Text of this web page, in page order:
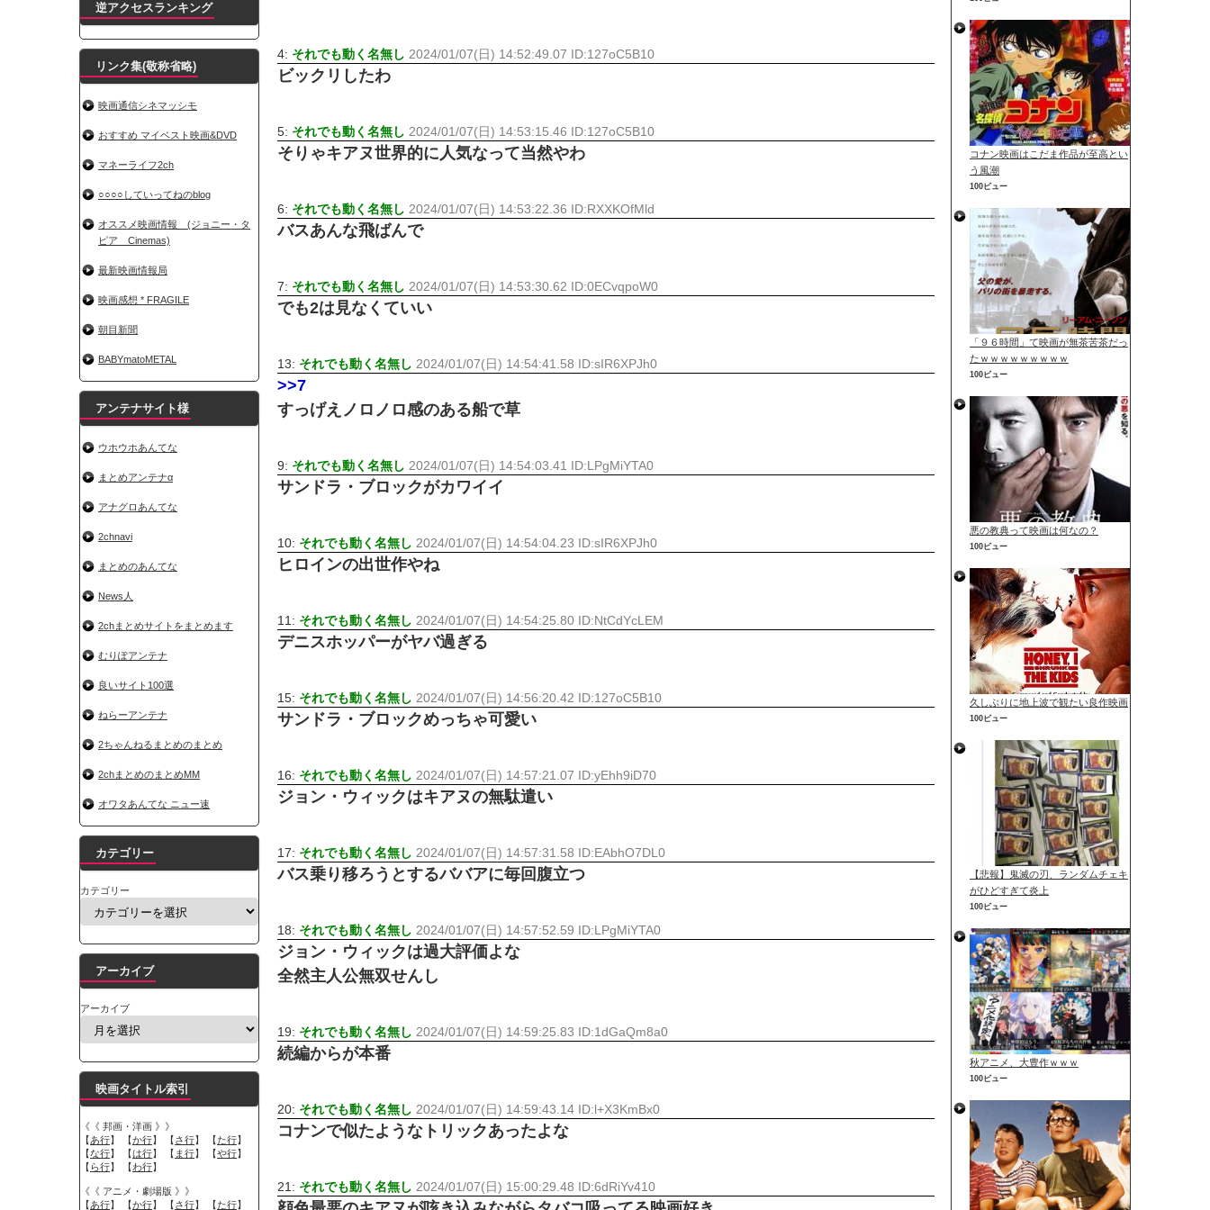
4: それでも動く名無し 2024/01/07(日) 14:52:49.07 ID:127oC5B10
ビックリしたわ
5: それでも動く名無し 2024/01/07(日) 14:53:15.46 ID:127oC5B10
そりゃキアヌ世界的に人気なって当然やわ
6: それでも動く名無し 2024/01/07(日) 14:53:22.36 ID:RXXKOfMld
バスあんな飛ばんで
7: それでも動く名無し 2024/01/07(日) 14:53:30.62 ID:0ECvqpoW0
でも2は見なくていい
13: それでも動く名無し 2024/01/07(日) 14:54:41.58 ID:sIR6XPJh0
>>7
すっげえノロノロ感のある船で草
9: それでも動く名無し 2024/01/07(日) 14:54:03.41 ID:LPgMiYTA0
サンドラ・ブロックがカワイイ
10: それでも動く名無し 2024/01/07(日) 14:54:04.23 ID:sIR6XPJh0
ヒロインの出世作やね
11: それでも動く名無し 2024/01/07(日) 14:54:25.80 ID:NtCdYcLEM
デニスホッパーがヤバ過ぎる
15: それでも動く名無し 2024/01/07(日) 14:56:20.42 ID:127oC5B10
サンドラ・ブロックめっちゃ可愛い
16: それでも動く名無し 2024/01/07(日) 14:57:21.07 ID:yEhh9iD70
ジョン・ウィックはキアヌの無駄遣い
17: それでも動く名無し 2024/01/07(日) 14:57:31.58 ID:EAbhO7DL0
バス乗り移ろうとするババアに毎回腹立つ
18: それでも動く名無し 2024/01/07(日) 14:57:52.59 ID:LPgMiYTA0
ジョン・ウィックは過大評価よな
全然主人公無双せんし
19: それでも動く名無し 2024/01/07(日) 14:59:25.83 ID:1dGaQm8a0
続編からが本番
20: それでも動く名無し 2024/01/07(日) 14:59:43.14 ID:l+X3KmBx0
コナンで似たようなトリックあったよな
21: それでも動く名無し 2024/01/07(日) 15:00:29.48 ID:6dRiYv410
逆アクセスランキング
リンク集(敬称省略)
映画通信シネマッシモ
おすすめ マイベスト映画&DVD
マネーライフ2ch
○○○○していってねのblog
オススメ映画情報 (ジョニー・タ
ピア Cinemas)
最新映画情報局
映画感想 * FRAGILE
朝目新聞
BABYmatoMETAL
アンテナサイト様
ウホウホあんてな
まとめアンテナα
アナグロあんてな
2chnavi
まとめのあんてな
News人
2chまとめサイトをまとめます
むりぽアンテナ
良いサイト100選
ねらーアンテナ
2ちゃんねるまとめのまとめ
2chまとめのまとめMM
オワタあんてな ニュー速
カテゴリー
カテゴリー
アーカイブ
アーカイブ
映画タイトル索引
《《 邦画・洋画 》》
【あ行】 【か行】 【さ行】 【た行】
【な行】 【は行】 【 ま行】 【や行】
【 ら行】 【わ行】
《《 アニメ・劇場版 》》
【あ行】 【か行】 【さ行】 【た行】
コナン映画はこだま作品が至高とい
う風潮
100ビュー
「９６時間」て映画が無茶苦茶だっ
たｗｗｗｗｗｗｗｗｗ
100ビュー
悪の教典って映画は何なの？
100ビュー
久しぶりに地上波で観たい良作映画
100ビュー
【悲報】鬼滅の刃、ランダムチェキ
がひどすぎて炎上
100ビュー
秋アニメ、大豊作ｗｗｗ
100ビュー